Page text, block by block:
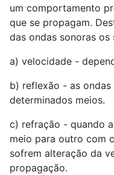
um comportamento
que se propagam.
das ondas sonoras os
a) velocidade -
b) reflexão - as
determinados meios.
c) refração - quando
meio para outro com
sofrem alteração da
propagação.